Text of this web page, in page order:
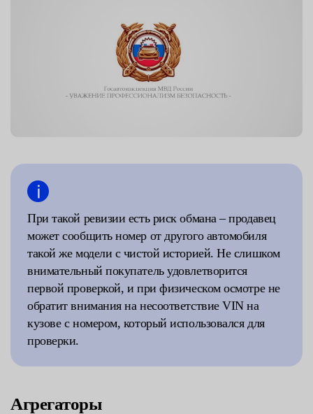
При такой ревизии есть риск обмана – продавец
может сообщить номер от другого автомобиля
такой же модели с чистой историей. Не слишком
внимательный покупатель удовлетворится
первой проверкой, и при физическом осмотре не
обратит внимания на несоответствие VIN на
кузове с номером, который использовался для
проверки.
Агрегаторы